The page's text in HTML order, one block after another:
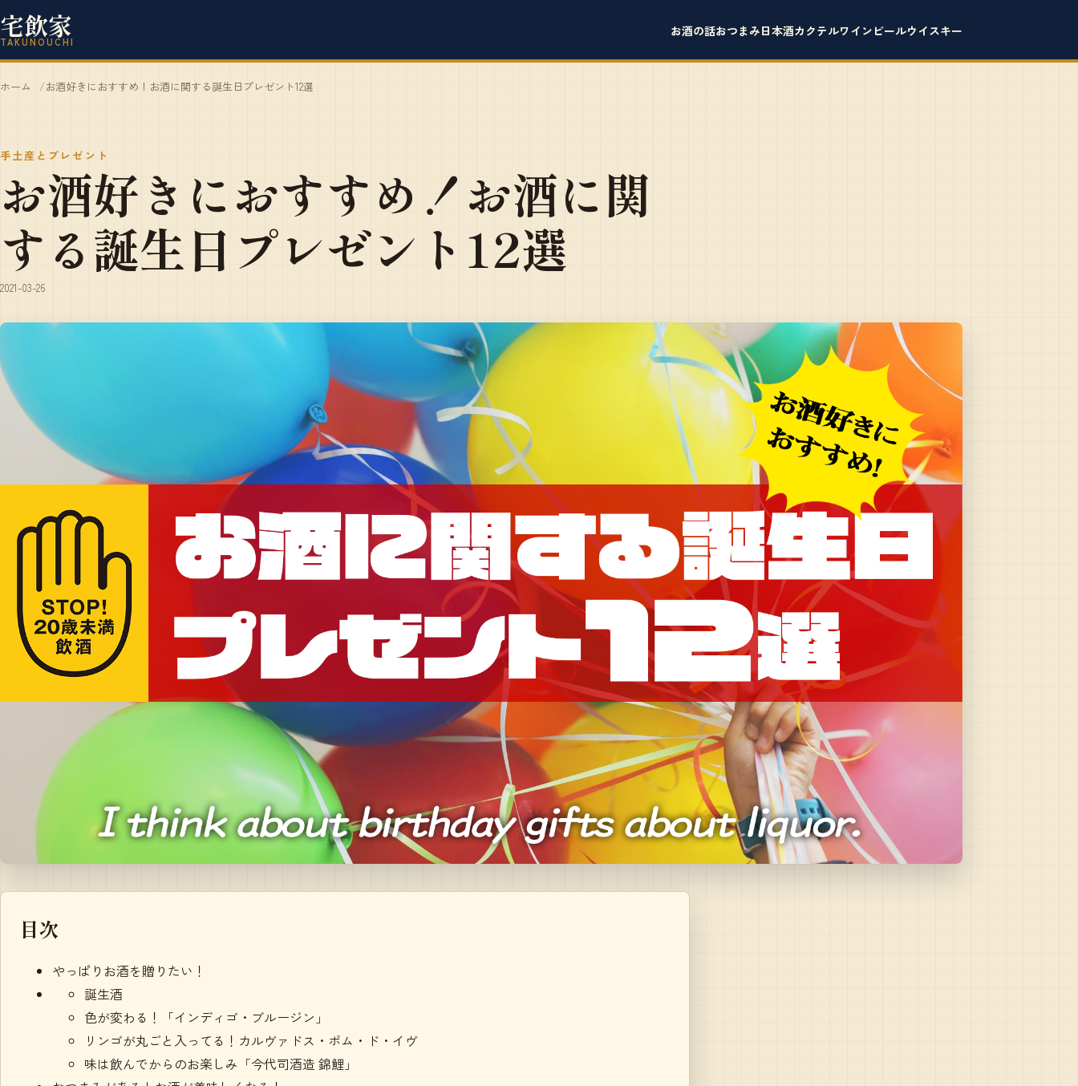
宅飲家
TAKUNOUCHI
お酒の話おつまみ日本酒カクテルワイン ビールウイスキー
ホーム お酒好きにおすすめ！お酒に関する誕生日プレゼント12選
手土産とプレゼント
お酒好きにおすすめ！お酒に関
する誕生日プレゼント12選
2021-03-26
目次
やっぱりお酒を贈りたい！
誕生酒
色が変わる！「インディゴ・ブルージン」
リンゴが丸ごと入ってる！カルヴァドス・ポム・ド・イヴ
味は飲んでからのお楽しみ「今代司酒造 錦鯉」